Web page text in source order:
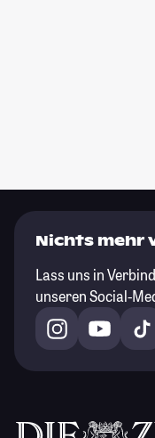
Nichts mehr
Lass uns in
unseren Social-